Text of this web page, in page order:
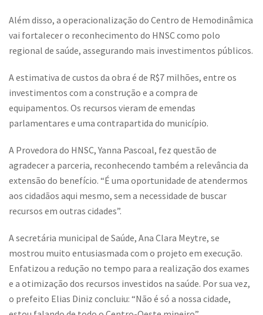
Além disso, a operacionalização do Centro de Hemodinâmica
vai fortalecer o reconhecimento do HNSC como polo
regional de saúde, assegurando mais investimentos públicos.
A estimativa de custos da obra é de R$7 milhões, entre os
investimentos com a construção e a compra de
equipamentos. Os recursos vieram de emendas
parlamentares e uma contrapartida do município.
A Provedora do HNSC, Yanna Pascoal, fez questão de
agradecer a parceria, reconhecendo também a relevância da
extensão do benefício. “É uma oportunidade de atendermos
aos cidadãos aqui mesmo, sem a necessidade de buscar
recursos em outras cidades”.
A secretária municipal de Saúde, Ana Clara Meytre, se
mostrou muito entusiasmada com o projeto em execução.
Enfatizou a redução no tempo para a realização dos exames
e a otimização dos recursos investidos na saúde. Por sua vez,
o prefeito Elias Diniz concluiu: “Não é só a nossa cidade,